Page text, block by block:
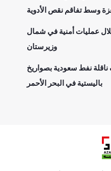
وسط تفاقم نقص الأدوية
عمليات أمنية في شمال
وزيرستان
ناقلة نفط سعودية بصواريخ
باليستية في البحر الأحمر